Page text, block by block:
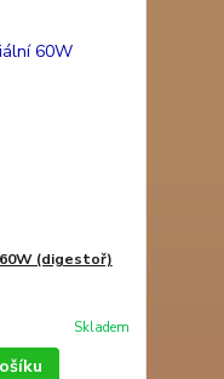
(digestoř)
Skladem